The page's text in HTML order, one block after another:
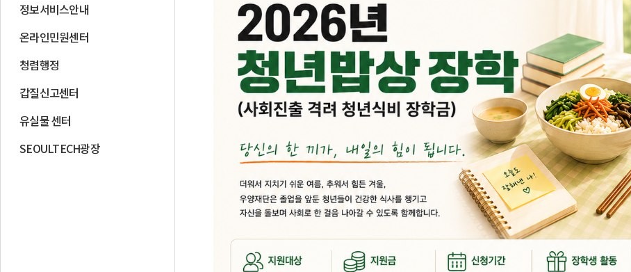
정보서비스안내
온라인민원센터
청렴행정
갑질신고센터
유실물 센터
SEOULTECH광장